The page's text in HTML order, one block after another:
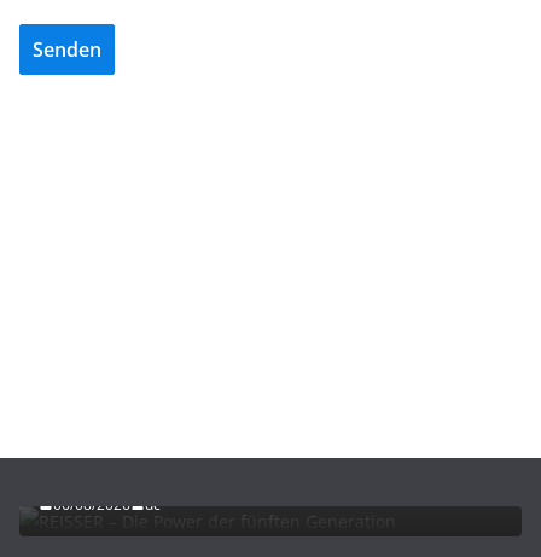
Senden
REISSER – Die Power der fünften Generation
06/08/2026 dc